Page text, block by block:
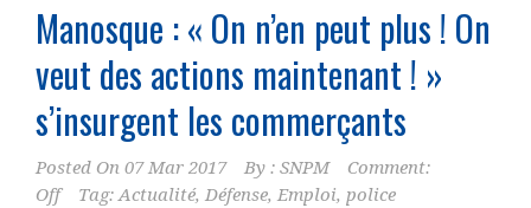
Manosque : « On n’en peut plus ! On
veut des actions maintenant ! »
s’insurgent les commerçants
Posted On 07 Mar 2017 By : SNPM
Comment:
Off
Tag:Actualité, Défense, Emploi, police